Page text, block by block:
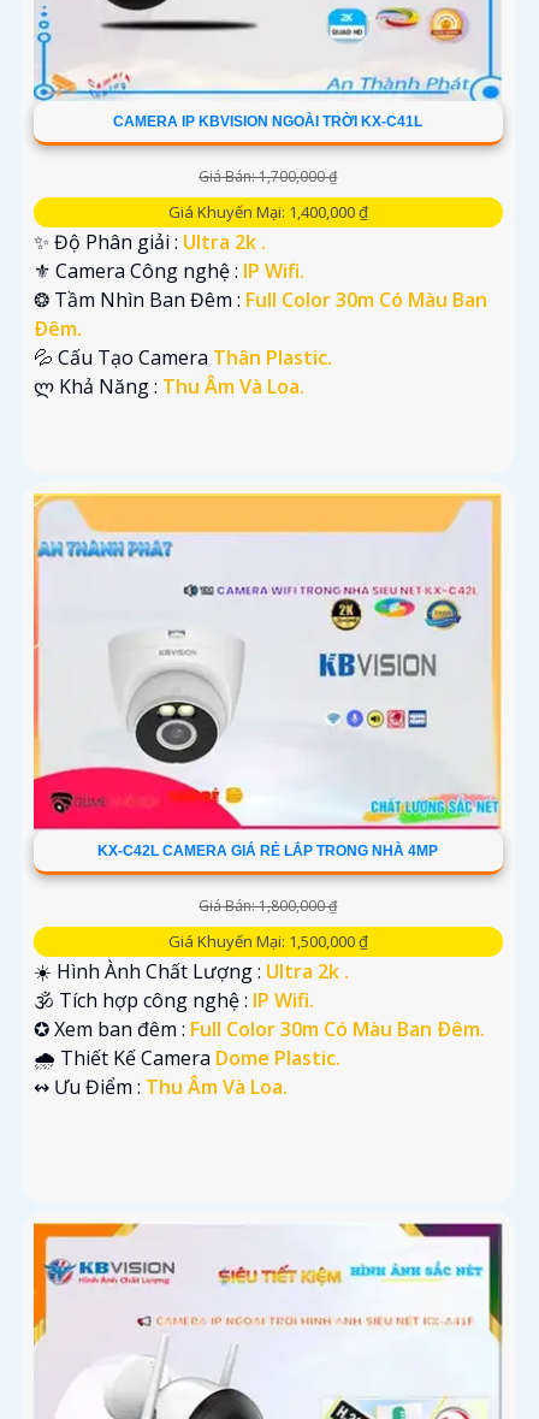
CAMERA IP KBVISION NGOÀI TRỜI KX-C41L
Giá Bán: 1,700,000 ₫
Giá Khuyến Mại: 1,400,000 ₫
✨ Độ Phân giải : Ultra 2k .
⚜️ Camera Công nghệ : IP Wifi.
❂ Tầm Nhìn Ban Đêm : Full Color 30m Có Màu Ban
Ðêm.
💦 Cấu Tạo Camera Thân Plastic.
️ლ Khả Năng : Thu Âm Và Loa.
KX-C42L CAMERA GIÁ RẺ LẮP TRONG NHÀ 4MP
Giá Bán: 1,800,000 ₫
Giá Khuyến Mại: 1,500,000 ₫
☀️ Hình Ành Chất Lượng : Ultra 2k .
🕉️ Tích hợp công nghệ : IP Wifi.
✪ Xem ban đêm : Full Color 30m Có Màu Ban Ðêm.
🌧️ Thiết Kế Camera Dome Plastic.
️↭ Ưu Điểm : Thu Âm Và Loa.